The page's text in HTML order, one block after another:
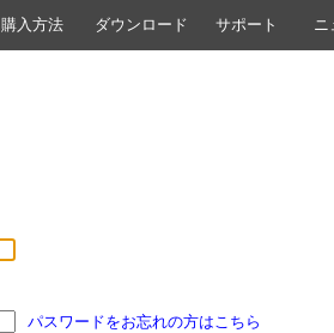
購入方法 ダウンロード サポート ニ
パスワードをお忘れの方はこちら